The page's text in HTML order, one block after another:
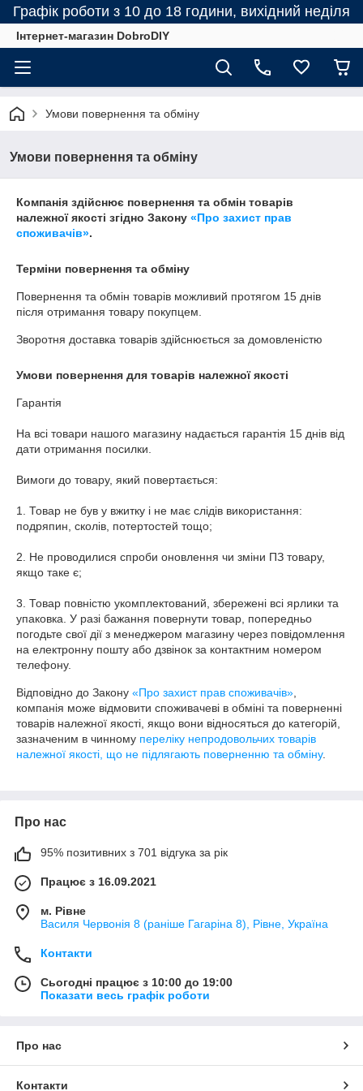
Графік роботи з 10 до 18 години, вихідний неділя
Інтернет-магазин DobroDIY
Умови повернення та обміну
Умови повернення та обміну
Компанія здійснює повернення та обмін товарів
належної якості згідно Закону «Про захист прав
споживачів».
Терміни повернення та обміну
Повернення та обмін товарів можливий протягом 15 днів
після отримання товару покупцем.
Зворотня доставка товарів здійснюється за домовленістю
Умови повернення для товарів належної якості
Гарантія
На всі товари нашого магазину надається гарантія 15 днів від
дати отримання посилки.
Вимоги до товару, який повертається:
1. Товар не був у вжитку і не має слідів використання:
подряпин, сколів, потертостей тощо;
2. Не проводилися спроби оновлення чи зміни ПЗ товару,
якщо таке є;
3. Товар повністю укомплектований, збережені всі ярлики та
упаковка. У разі бажання повернути товар, попередньо
погодьте свої дії з менеджером магазину через повідомлення
на електронну пошту або дзвінок за контактним номером
телефону.
Відповідно до Закону «Про захист прав споживачів»
компанія може відмовити споживачеві в обміні та поверненні
товарів належної якості, якщо вони відносяться до категорій,
зазначеним в чинному переліку непродовольчих товарів
належної якості, що не підлягають поверненню та обміну.
Про нас
95% позитивних з 701 відгука за рік
Працює з 16.09.2021
м. Рівне
Василя Червонія 8 (раніше Гагаріна 8), Рівне, Україна
Контакти
Сьогодні працює з 10:00 до 19:00
Показати весь графік роботи
Про нас
Контакти